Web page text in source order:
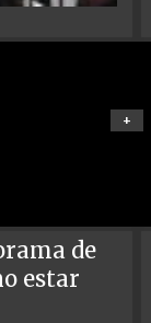
+
de
estar